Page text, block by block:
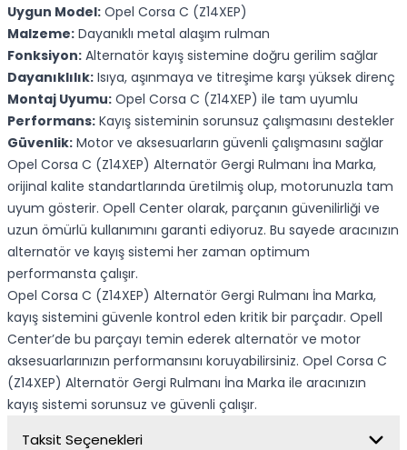
Uygun Model: Opel Corsa C (Z14XEP)
Malzeme: Dayanıklı metal alaşım rulman
Fonksiyon: Alternatör kayış sistemine doğru gerilim sağlar
Dayanıklılık: Isıya, aşınmaya ve titreşime karşı yüksek direnç
Montaj Uyumu: Opel Corsa C (Z14XEP) ile tam uyumlu
Performans: Kayış sisteminin sorunsuz çalışmasını destekler
Güvenlik: Motor ve aksesuarların güvenli çalışmasını sağlar
Opel Corsa C (Z14XEP) Alternatör Gergi Rulmanı İna Marka,
orijinal kalite standartlarında üretilmiş olup, motorunuzla tam
uyum gösterir. Opell Center olarak, parçanın güvenilirliği ve
uzun ömürlü kullanımını garanti ediyoruz. Bu sayede aracınızın
alternatör ve kayış sistemi her zaman optimum
performansta çalışır.
Opel Corsa C (Z14XEP) Alternatör Gergi Rulmanı İna Marka,
kayış sistemini güvenle kontrol eden kritik bir parçadır. Opell
Center’de bu parçayı temin ederek alternatör ve motor
aksesuarlarınızın performansını koruyabilirsiniz. Opel Corsa C
(Z14XEP) Alternatör Gergi Rulmanı İna Marka ile aracınızın
kayış sistemi sorunsuz ve güvenli çalışır.
Taksit Seçenekleri